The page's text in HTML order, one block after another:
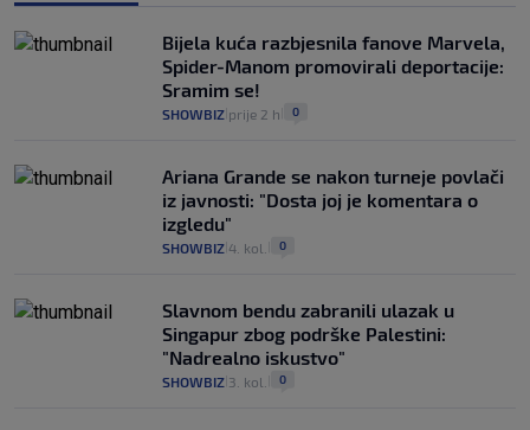
Bijela kuća razbjesnila fanove Marvela,
Spider-Manom promovirali deportacije:
Sramim se!
SHOWBIZ prije 2 h 0
Ariana Grande se nakon turneje povlači
iz javnosti: "Dosta joj je komentara o
izgledu"
SHOWBIZ 4. kol. 0
Slavnom bendu zabranili ulazak u
Singapur zbog podrške Palestini:
"Nadrealno iskustvo"
SHOWBIZ 3. kol. 0